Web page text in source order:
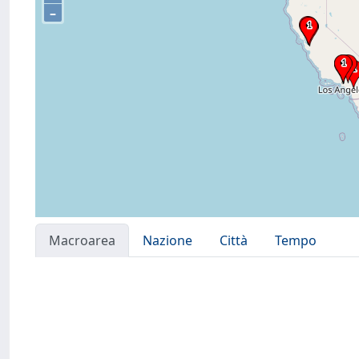
–
Macroarea Nazione Città Tempo